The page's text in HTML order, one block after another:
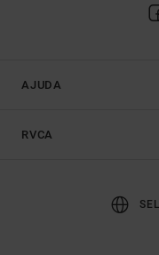
AJUDA
RVCA